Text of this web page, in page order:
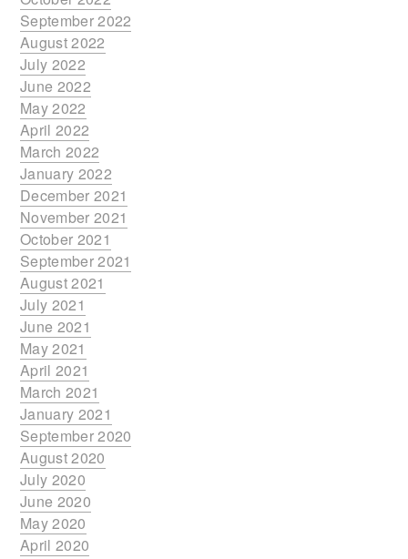
September 2022
August 2022
July 2022
June 2022
May 2022
April 2022
March 2022
January 2022
December 2021
November 2021
October 2021
September 2021
August 2021
July 2021
June 2021
May 2021
April 2021
March 2021
January 2021
September 2020
August 2020
July 2020
June 2020
May 2020
April 2020